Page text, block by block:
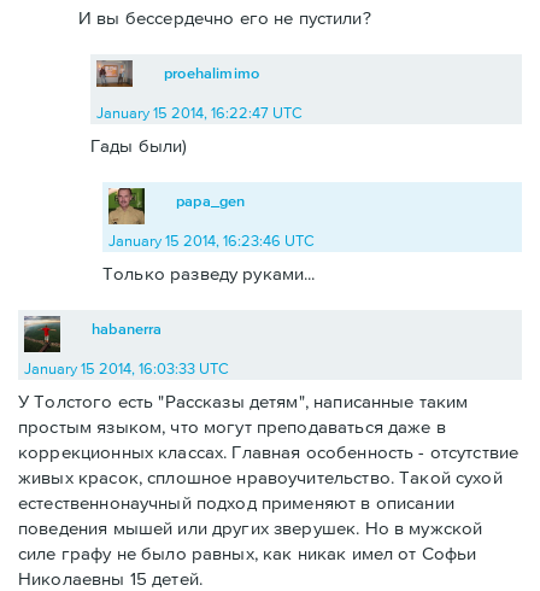
И вы бессердечно его не пустили?
proehalimimo
January 15 2014, 16:22:47 UTC
Гады были)
papa_gen
January 15 2014, 16:23:46 UTC
Только разведу руками...
habanerra
January 15 2014, 16:03:33 UTC
У Толстого есть "Рассказы детям", написанные таким
простым языком, что могут преподаваться даже в
коррекционных классах. Главная особенность - отсутствие
живых красок, сплошное нравоучительство. Такой сухой
естественнонаучный подход применяют в описании
поведения мышей или других зверушек. Но в мужской
силе графу не было равных, как никак имел от Софьи
Николаевны 15 детей.